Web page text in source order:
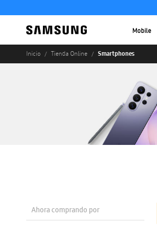
Mobile
Inicio Tienda Online Smartphones
Ahora comprando por